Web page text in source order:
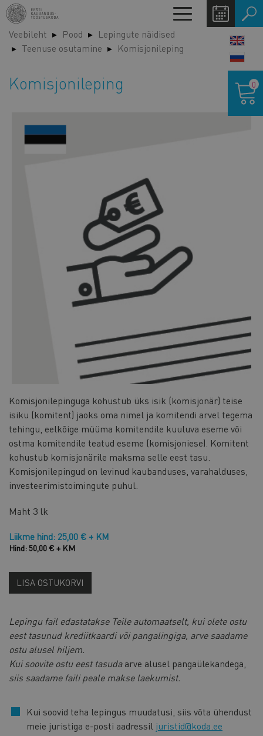
Liigu
edasi
põhisisu
juurde
Toggle
navigation
Veebileht Pood
Lepingute näidised
Teenuse osutamine
Komisjonileping
Komisjonileping
Komisjonilepinguga kohustub üks isik (komisjonär) teise
isiku (komitent) jaoks oma nimel ja komitendi arvel tegema
tehingu, eelkõige müüma komitendile kuuluva eseme või
ostma komitendile teatud eseme (komisjoniese). Komitent
kohustub komisjonärile maksma selle eest tasu.
Komisjonilepingud on levinud kaubanduses, varahalduses,
investeerimistoimingute puhul.
Maht 3 lk
Liikme hind: 25,00 € + KM
Hind: 50,00 € + KM
LISA OSTUKORVI
Lepingu fail edastatakse Teile automaatselt, kui olete ostu
eest tasunud krediitkaardi või pangalingiga, arve saadame
ostu alusel hiljem.
Kui soovite ostu eest tasudaarve alusel pangaülekandega,
siis saadame faili peale makse laekumist.
Kui soovid teha lepingus muudatusi, siis võta ühendust
meie juristiga e-posti aadressil juristid@koda.ee
0